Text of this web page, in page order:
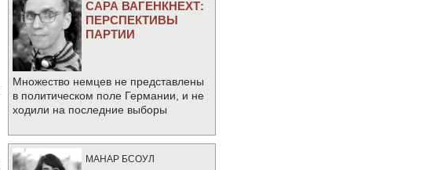
САРА ВАГЕНКНЕХТ:
ПЕРСПЕКТИВЫ
ПАРТИИ
Множество немцев не представлены
в политическом поле Германии, и не
ходили на последние выборы
МАНАР БСОУЛ